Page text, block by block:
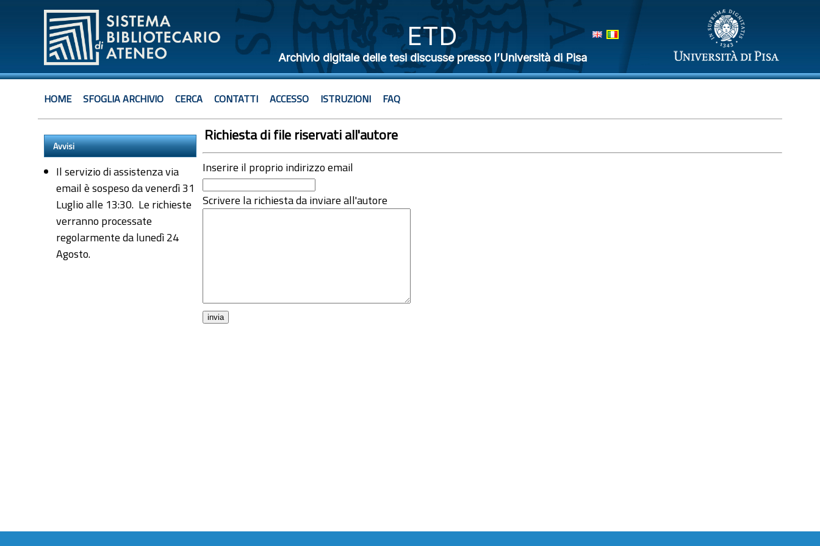
ETD
Archivio digitale delle tesi discusse presso l’Università di Pisa
HOME SFOGLIA ARCHIVIO CERCA CONTATTI ACCESSO ISTRUZIONI FAQ
Avvisi
Il servizio di assistenza via
email è sospeso da venerdì 31
Luglio alle 13:30. Le richieste
verranno processate
regolarmente da lunedì 24
Agosto.
Richiesta di file riservati all'autore
Inserire il proprio indirizzo email
Scrivere la richiesta da inviare all'autore